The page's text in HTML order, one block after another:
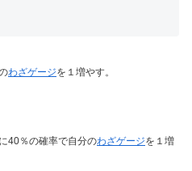
わざゲージを１増やす。
40％の確率で自分のわざゲージを１増